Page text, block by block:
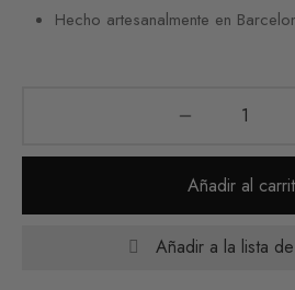
Hecho artesanalmente en
Añadir al
Añadir a la lista